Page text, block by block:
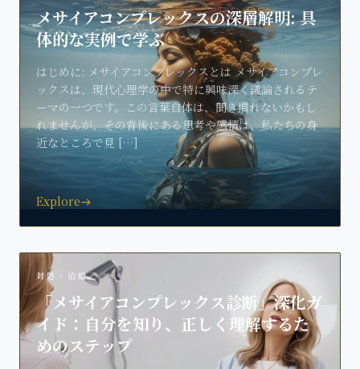
メサイアコンプレックスの深層解明: 具
体的な実例で学ぶ
はじめに: メサイアコンプレックスとは メサイアコンプレ
ックスは、現代心理学の中で特に興味深く議論されるテ
ーマの一つです。この言葉自体は、聞き慣れないかもし
れませんが、その背後にある思考や感情は、私たちの身
近なところで見 […]
Exploreeast
対処・治療
「メサイアコンプレックス診断」深化ガ
イド：自分を知り、正しく理解するた
めのステップ